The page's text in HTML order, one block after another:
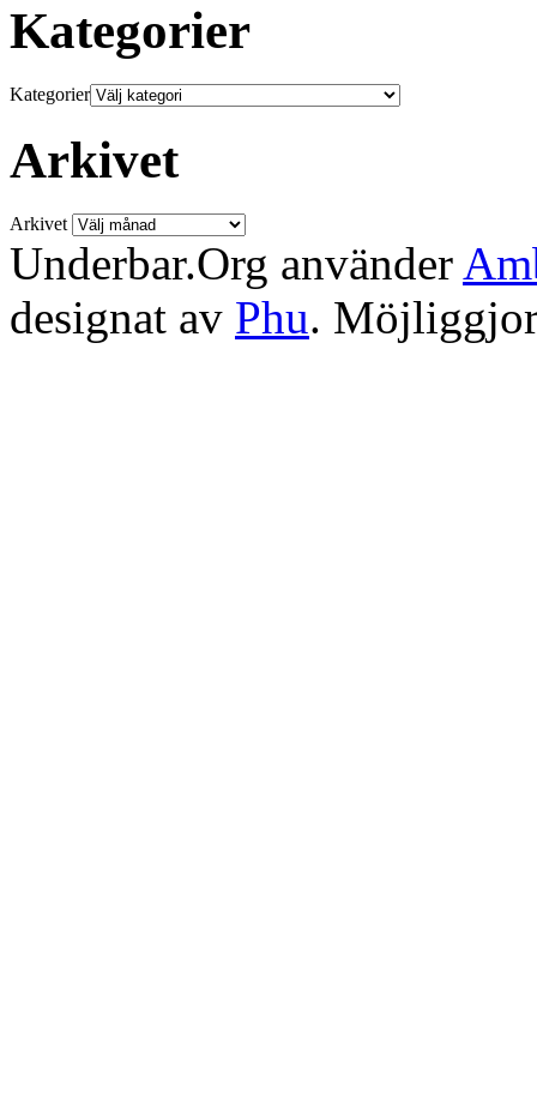
Kategorier
Kategorier
Arkivet
Arkivet
Underbar.Org använder
designat av Phu.